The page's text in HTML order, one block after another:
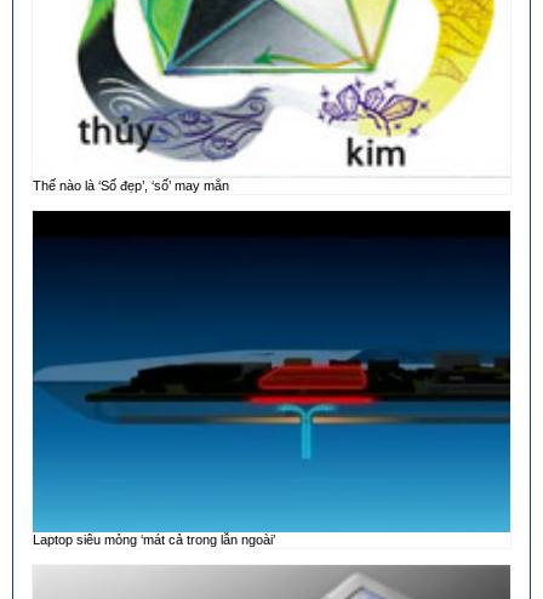
Thế nào là ‘Số đẹp’, ‘số’ may mắn
Laptop siêu mỏng ‘mát cả trong lẫn ngoài’